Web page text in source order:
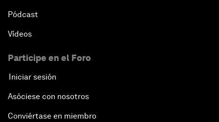
Pódcast
Vídeos
Participe en el Foro
Iniciar sesión
Asóciese con nosotros
Conviértase en miembro